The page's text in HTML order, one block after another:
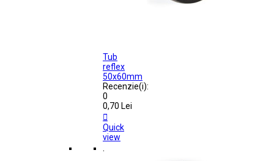
Tub
reflex
50x60mm
Recenzie(i):
0
0,70 Lei

Quick
view
.